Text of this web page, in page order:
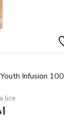
Infusion 100
lice